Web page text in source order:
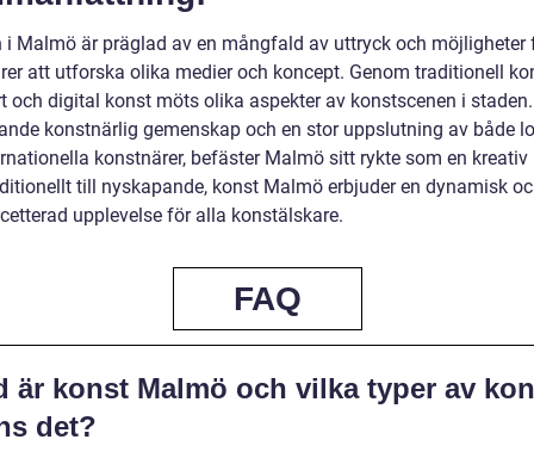
i Malmö är präglad av en mångfald av uttryck och möjligheter
att utforska olika medier och koncept. Genom traditionell
och digital konst möts olika aspekter av konstscenen i
konstnärlig gemenskap och en stor uppslutning av både
konstnärer, befäster Malmö sitt rykte som en kreativ
till nyskapande, konst Malmö erbjuder en dynamisk
upplevelse för alla konstälskare.
FAQ
är konst Malmö och vilka typer av
det?